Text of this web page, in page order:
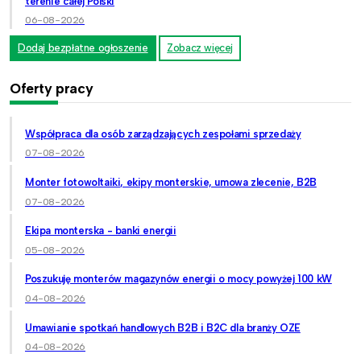
06-08-2026
Dodaj bezpłatne ogłoszenie Zobacz więcej
Oferty pracy
Współpraca dla osób zarządzających zespołami sprzedaży
07-08-2026
Monter fotowoltaiki, ekipy monterskie, umowa zlecenie, B2B
07-08-2026
Ekipa monterska - banki energii
05-08-2026
Poszukuję monterów magazynów energii o mocy powyżej 100 kW
04-08-2026
Umawianie spotkań handlowych B2B i B2C dla branży OZE
04-08-2026